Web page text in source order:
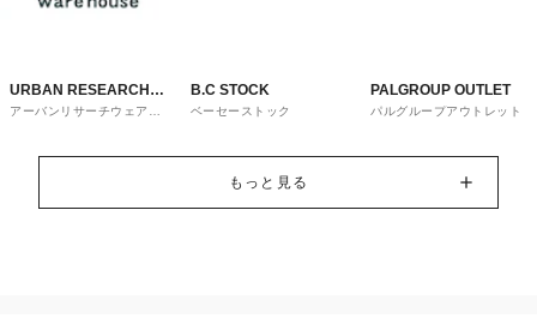
URBAN RESEARCH
ware house
アーバンリサーチウェアハ
B.C STOCK
ベーセーストック
PALGROUP OUTLET
パルグループアウトレット
もっと見る